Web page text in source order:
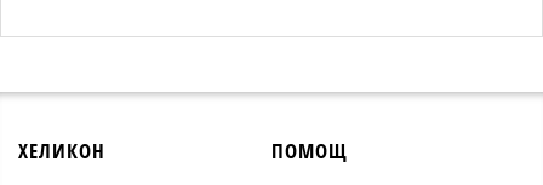
ХЕЛИКОН ПОМОЩ